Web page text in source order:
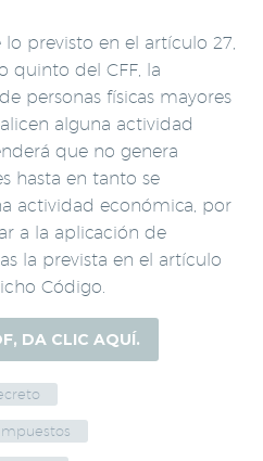
lo previsto en el artículo 27,
quinto del CFF, la
personas físicas mayores
alguna actividad
que no genera
hasta en tanto se
actividad económica, por
a la aplicación de
la prevista en el artículo
Código.
DA CLIC AQUÍ.